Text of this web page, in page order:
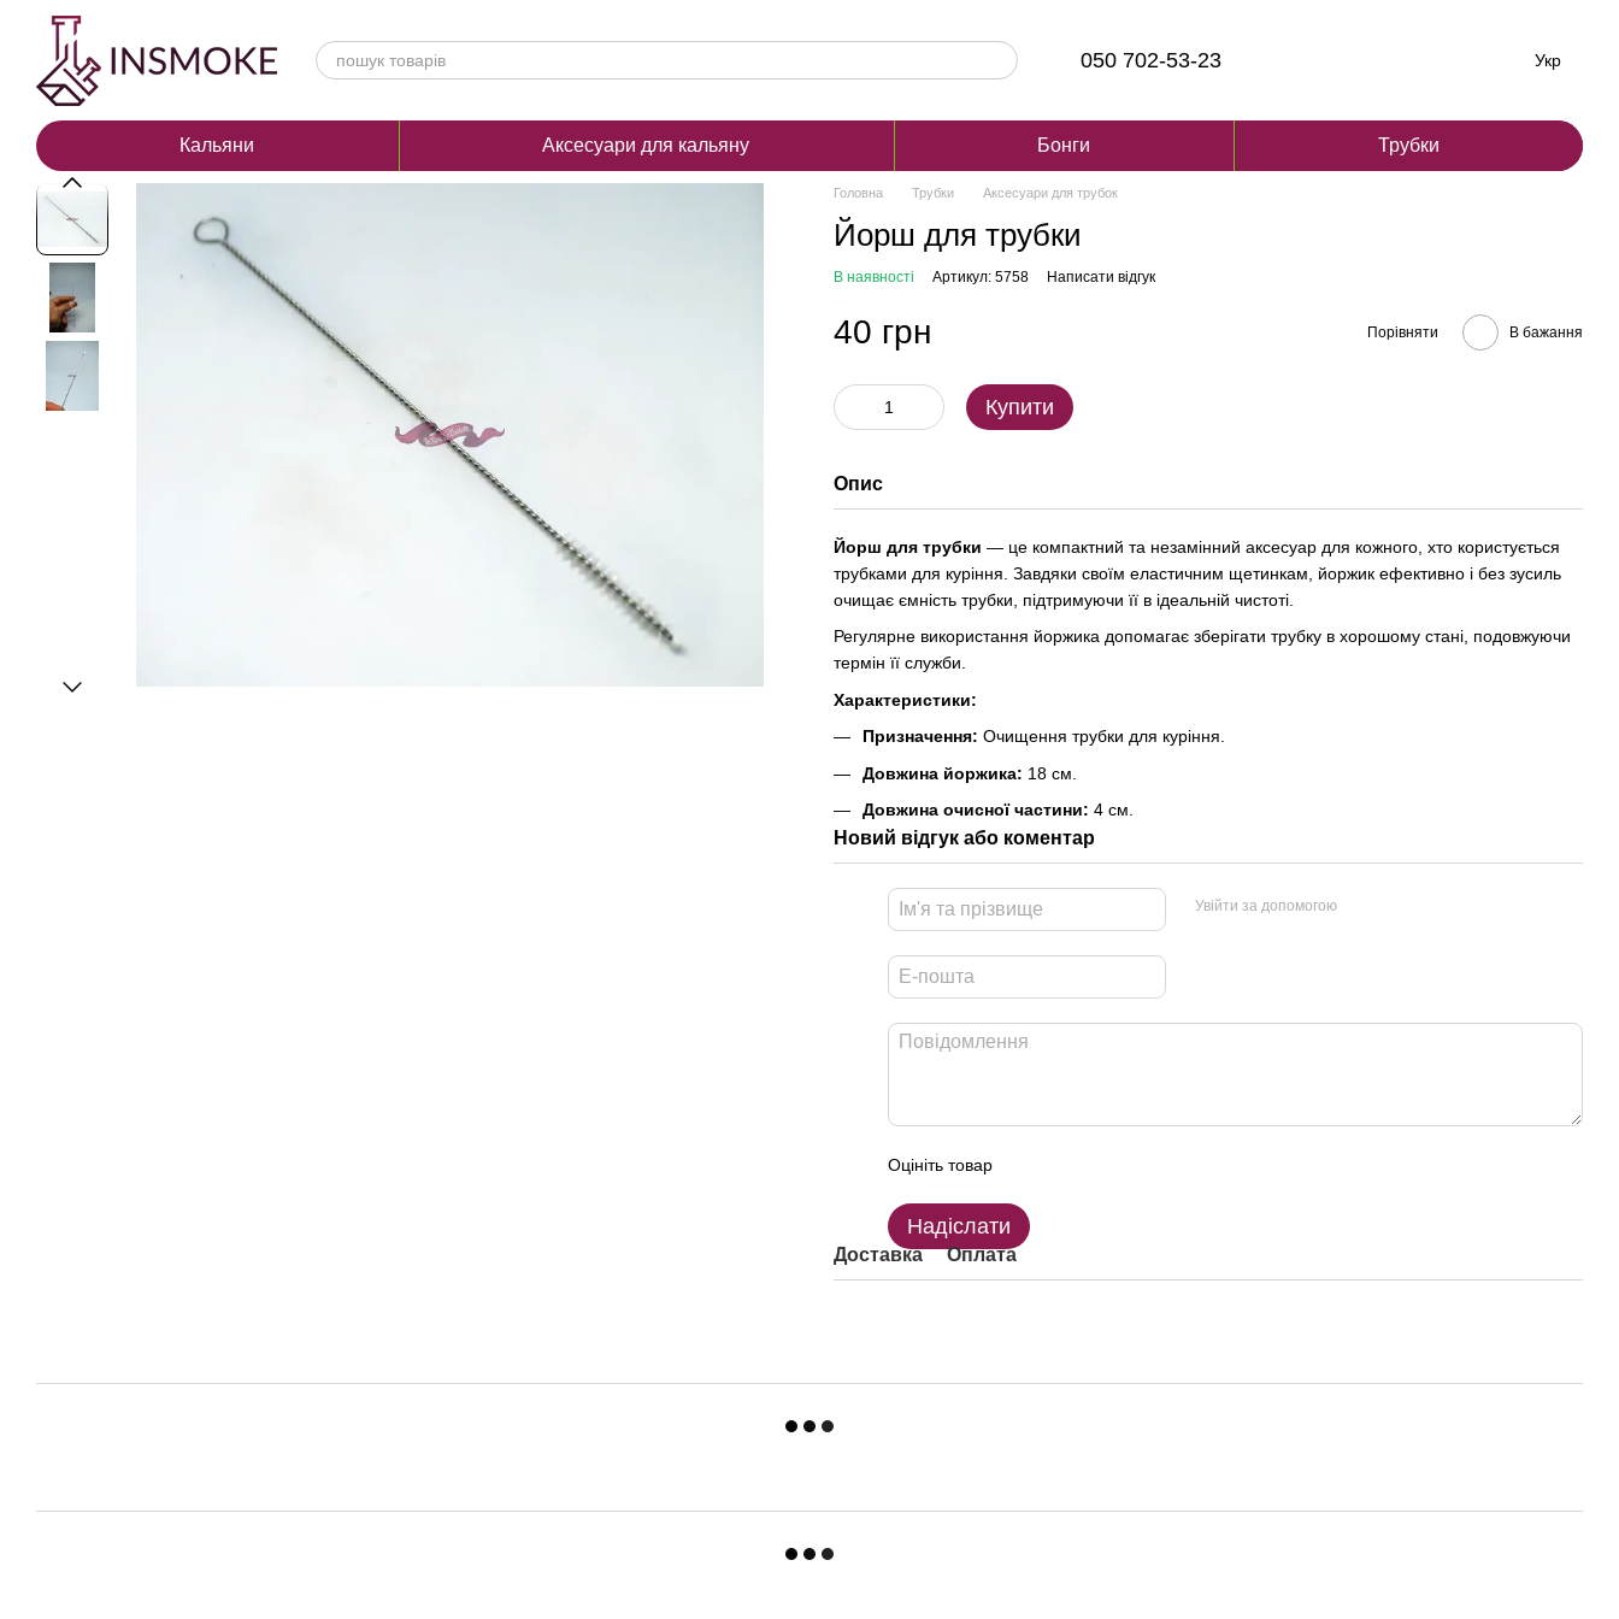
Перейти до основного контенту
050 702-53-23 Укр
Кальяни Аксесуари для кальяну Бонги Трубки
Головна Трубки Аксесуари для трубок
Йорш для трубки
В наявності Артикул: 5758 Написати відгук
40 грн Порівняти В бажання
Купити
Опис
Йорш для трубки — це компактний та незамінний аксесуар для кожного, хто користується
трубками для куріння. Завдяки своїм еластичним щетинкам, йоржик ефективно і без зусиль
очищає ємність трубки, підтримуючи її в ідеальній чистоті.
Регулярне використання йоржика допомагає зберігати трубку в хорошому стані, подовжуючи
термін її служби.
Характеристики:
Призначення: Очищення трубки для куріння.
Довжина йоржика: 18 см.
Довжина очисної частини: 4 см.
Новий відгук або коментар
Увійти за допомогою
Оцініть товар
Надіслати
Доставка Оплата